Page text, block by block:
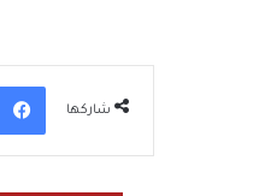
شاركها